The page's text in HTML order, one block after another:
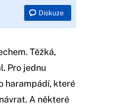
Diskuze
Těžká,
Pro jednu
harampádí, které
A některé